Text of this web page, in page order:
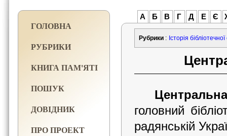
ГОЛОВНА
РУБРИКИ
КНИГА ПАМ'ЯТІ
ПОШУК
ДОВІДНИК
ПРО ПРОЕКТ
А Б В Г Д Е Є
Рубрики : Історія
головний
радянській